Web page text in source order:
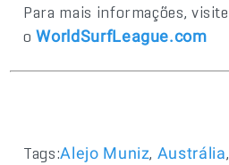
Para mais informações, visite
oWorldSurfLeague.com
Tags:Alejo Muniz, Austrália,